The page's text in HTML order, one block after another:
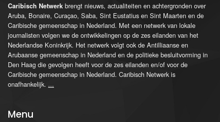
Caribisch Netwerk brengt nieuws, actualiteiten en achtergronden over
Aruba, Bonaire, Curaçao, Saba, Sint Eustatius en Sint Maarten en de
Caribische gemeenschap in Nederland. Met een netwerk van lokale
journalisten volgen we de ontwikkelingen op de zes eilanden van het
Nederlandse Koninkrijk. Het netwerk volgt ook de Antilliaanse en
Arubaanse gemeenschap in Nederland en de politieke besluitvorming in
Den Haag die gevolgen heeft voor de zes eilanden en/of voor de
Caribische gemeenschap in Nederland. Caribisch Netwerk is
onafhankelijk. ...
Menu